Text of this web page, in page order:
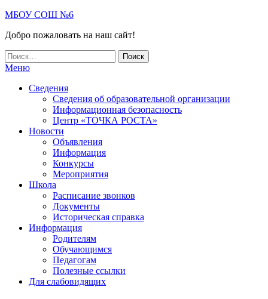
МБОУ СОШ №6
Добро пожаловать на наш сайт!
Меню
Сведения
Сведения об образовательной организации
Информационная безопасность
Центр «ТОЧКА РОСТА»
Новости
Объявления
Информация
Конкурсы
Мероприятия
Школа
Расписание звонков
Документы
Историческая справка
Информация
Родителям
Обучающимся
Педагогам
Полезные ссылки
Для слабовидящих